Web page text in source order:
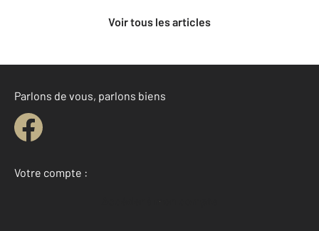
Voir tous les articles
Parlons de vous, parlons biens
Votre compte :
Accéder à mon compte